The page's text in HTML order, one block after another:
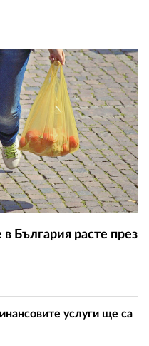
България расте през
услуги ще са